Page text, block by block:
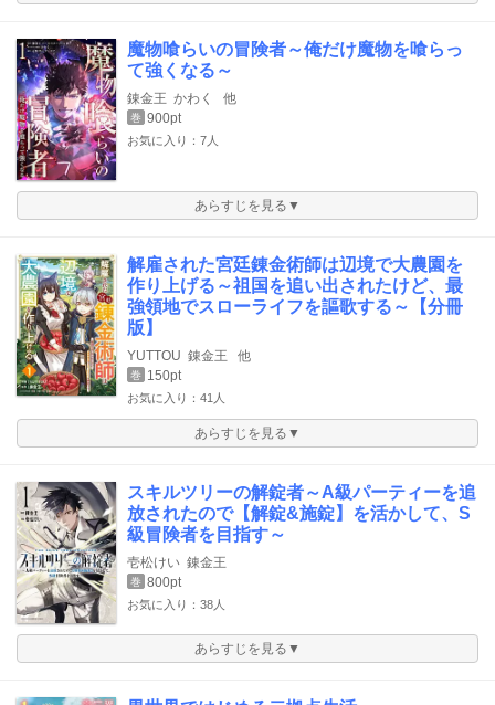
魔物喰らいの冒険者～俺だけ魔物を喰らっ
て強くなる～
錬金王 かわく 他
巻 900pt
お気に入り：7人
あらすじを見る▼
解雇された宮廷錬金術師は辺境で大農園を
作り上げる～祖国を追い出されたけど、最
強領地でスローライフを謳歌する～【分冊
版】
YUTTOU 錬金王 他
巻 150pt
お気に入り：41人
あらすじを見る▼
スキルツリーの解錠者～A級パーティーを追
放されたので【解錠&施錠】を活かして、S
級冒険者を目指す～
壱松けい 錬金王
巻 800pt
お気に入り：38人
あらすじを見る▼